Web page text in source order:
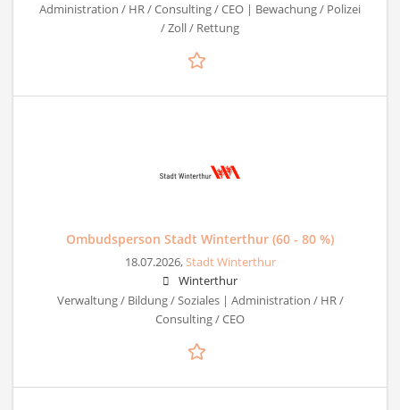
Administration / HR / Consulting / CEO | Bewachung / Polizei
/ Zoll / Rettung
Ombudsperson Stadt Winterthur (60 - 80 %)
18.07.2026,Stadt Winterthur
Winterthur
Verwaltung / Bildung / Soziales | Administration / HR /
Consulting / CEO